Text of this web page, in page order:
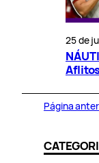
25 de
Página